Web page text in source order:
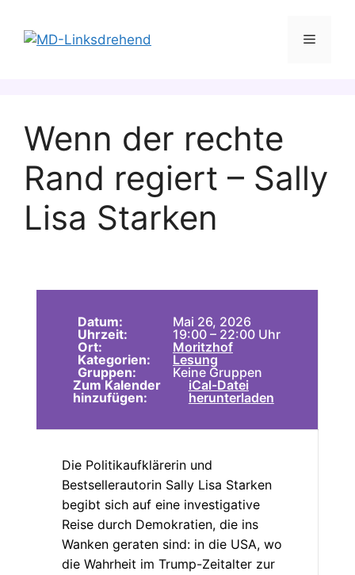
Inhalt
springen
Menü
Wenn der rechte
Rand regiert – Sally
Lisa Starken
Datum:
Mai 26, 2026
Uhrzeit:
19:00 – 22:00 Uhr
Ort:
Moritzhof
Kategorien:
Lesung
Gruppen:
Keine Gruppen
Zum Kalender
hinzufügen:
iCal-Datei
herunterladen
Die Politikaufklärerin und
Bestsellerautorin Sally Lisa Starken
begibt sich auf eine investigative
Reise durch Demokratien, die ins
Wanken geraten sind: in die USA, wo
die Wahrheit im Trump-Zeitalter zur